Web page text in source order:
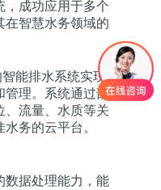
，成功应用于多个
在智慧水务领域的
能排水系统实现
管理。系统通过部
、流量、水质等关
务的云平台。
数据处理能力，能